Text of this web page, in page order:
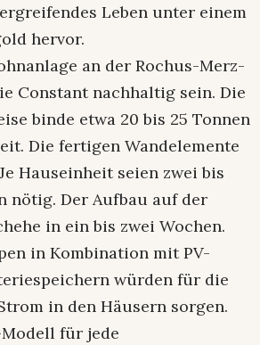
Leben unter einem
hervor.
an der Rochus-Merz-
Constant nachhaltig sein. Die
binde etwa 20 bis 25 Tonnen
Die fertigen Wandelemente
Hauseinheit seien zwei bis
nötig. Der Aufbau auf der
in ein bis zwei Wochen.
in Kombination mit PV-
würden für die
in den Häusern sorgen.
für jede